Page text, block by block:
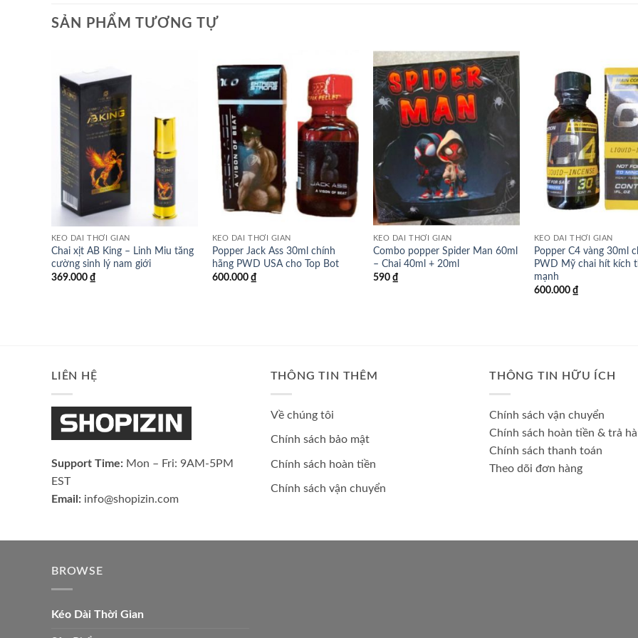
SẢN PHẨM TƯƠNG TỰ
KÉO DÀI THỜI GIAN
Chai xịt AB King – Linh Miu tăng
cường sinh lý nam giới
369.000 ₫
KÉO DÀI THỜI GIAN
Popper Jack Ass 30ml chính
hãng PWD USA cho Top Bot
600.000 ₫
KÉO DÀI THỜI GIAN
Combo popper Spider Man 60ml
– Chai 40ml + 20ml
590 ₫
KÉO DÀI THỜI GIAN
Popper C4 vàng 30ml
PWD Mỹ chai hít kích
mạnh
600.000 ₫
LIÊN HỆ
Support Time: Mon – Fri: 9AM-5PM
EST
Email: info@shopizin.com
THÔNG TIN THÊM
Về chúng tôi
Chính sách bảo mật
Chính sách hoàn tiền
Chính sách vận chuyển
THÔNG TIN HỮU ÍCH
Chính sách vận chuyển
Chính sách hoàn tiền & trả
Chính sách thanh toán
Theo dõi đơn hàng
BROWSE
Kéo Dài Thời Gian